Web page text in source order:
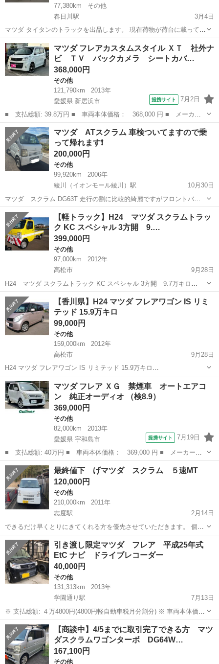
77,380km
その他
春日川駅
3月4日
マツダ タイタンのトラックを出品します。 現在荷物が荷台に載ってる
のですぐに引き渡し希望の方はごめんなさい。 4月以降になると思い
ます。 ・パワーゲート付き ・幌付き ・荷台幌車 ・走行可能 イベン
ト、移動販売、資材...
香川 高松市 春日川駅 パワーゲート
マツダ フレアカスタムスタイル ＸＴ 社外ナ
ビ ＴＶ バックカメラ シートカバ…
368,000円
その他
121,790km
2013年
愛媛県 新居浜市
提携サイト 7月2日
■ 支払総額: 39.8万円 ■ 車両本体価格： 368,000 円 ■ メーカー
名： マツダ ■ 車種名： フレアカスタムスタイル ■ グレード
名： ＸＴ 社外ナビ ＴＶ バックカメラ シートカバー 社外１
５インチＡＷ ...
愛媛 新居浜市 その他
マツダ ATスクラム 車検ついてますので乗
って帰れます❗️
200,000円
その他
99,920km
2006年
綾川（イオンモール綾川）駅
10月30日
マツダ スクラム DG63T 走行の割に比較的綺麗ですがフロントバン
パーに前のオーナー様がご自分で補習した跡があります。 写真５枚目
です。 それ以外は擦り傷等あります。 AC効きます。 AT ご質問等ご
ざいましたら...
香川 綾川（イオンモール綾川）駅 その他
スクラム
【軽トラック】H24 マツダ スクラムトラッ
ク KC スペシャル 3方開 9.…
399,000円
その他
97,000km
2012年
高松市
9月28日
H24 マツダ スクラムトラック KC スペシャル 3方開 9.7万キロ
https://www.kurumaerabi.com/usedcar/detail/32084-65/
香川 その他
【香川県】H24 マツダ フレアワゴン IS リミ
テッド 15.9万キロ
99,000円
その他
159,000km
2012年
高松市
9月28日
H24 マツダ フレアワゴン IS リミテッド 15.9万キロ
https://www.kurumaerabi.com/usedcar/detail/32084-12/
香川 高松市 その他
マツダ フレア ＸＧ 禁煙車 オートエアコ
ン 純正オーディオ （検8.9）
369,000円
その他
82,000km
2013年
愛媛県 宇和島市
提携サイト 7月19日
■ 支払総額: 40万円 ■ 車両本体価格： 369,000 円 ■ メーカー
名： マツダ ■ 車種名： フレア ■ グレード名： ＸＧ 禁煙
車 オートエアコン 純正オーディオ ■ 排気量： 660cc ■ ドア枚
数： 5...
愛媛 宇和島市 その他
最終値下 げマツダ スクラム ５速MT
120,000円
その他
210,000km
2011年
志度駅
2月14日
できるだけ早くとりにきてくれる方を優先させていただきます。 個人
ですのでよろしくおねがいします。 冷暖房問題なく 調子も良好です
燃費もそこそこ伸びます 気軽にご連絡ください
香川 さぬき市 志度駅 その他
引き渡し限定マツダ フレア 平成25年式
EtC ナビ ドライブレコーダー
40,000円
その他
131,313km
2013年
学園通り駅
7月13日
※ 支払総額: ４万4800円(4800円軽自動車税月分割分) ※ 車両本体価
格： 40000円 ※ メーカー名： マツダ ※ 車種名： フレア ※ 排気
量： 660cc ※ ドア枚数： 5D ※ ミッション： コラムAT ...
香川 木田郡 学園通り駅 その他 フレア
【商談中】4/5までに取引完了できる方 マツ
ダスクラムワゴンターボ DG64W…
167,100円
その他